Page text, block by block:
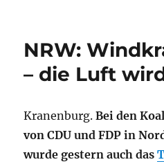
NRW:
– die Luft
Kranenburg.Bei den
von CDU und FDP in
wurde gestern auch das